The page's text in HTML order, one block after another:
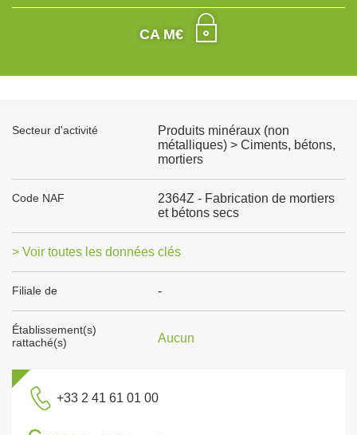
CA M€
Secteur d'activité
Produits minéraux (non
métalliques) > Ciments, bétons,
mortiers
Code NAF
2364Z - Fabrication de mortiers
et bétons secs
> Voir toutes les données clés
Filiale de -
Établissement(s)
rattaché(s)
Aucun
+33 2 41 61 01 00